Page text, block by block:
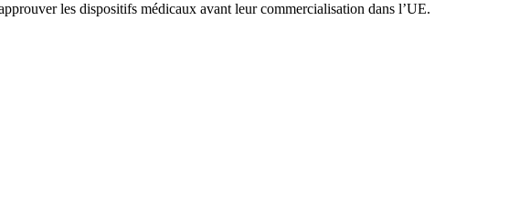
les dispositifs médicaux avant leur commercialisation dans l’UE.